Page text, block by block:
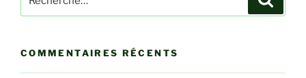
pour
COMMENTAIRES RÉCENTS